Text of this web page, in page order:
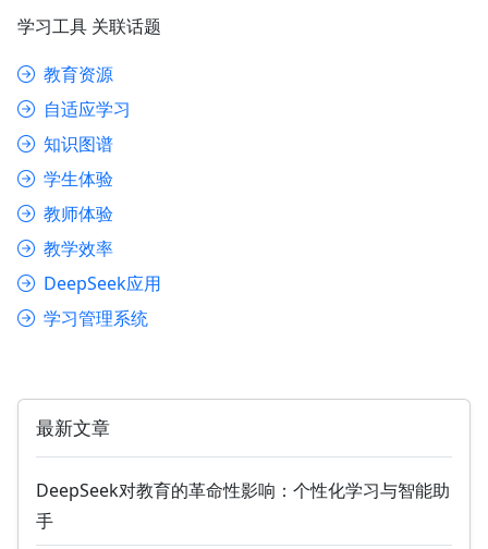
学习工具 关联话题
教育资源
自适应学习
知识图谱
学生体验
教师体验
教学效率
DeepSeek应用
学习管理系统
最新文章
DeepSeek对教育的革命性影响：个性化学习与智能助
手